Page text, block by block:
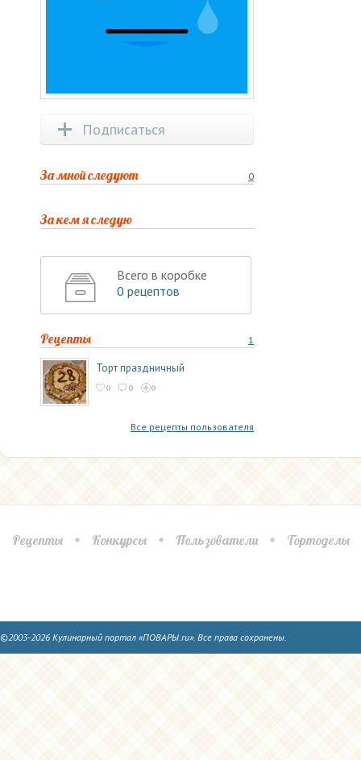
Подписаться
0
За мной следуют
За кем я следую
Всего в коробке
0 рецептов
1
Рецепты
Торт праздничный
0 0 0
Все рецепты пользователя
Рецепты Конкурсы Пользователи Тортоделы
©2003-2026 Кулинарный портал «ПОВАРЫ.ru». Все права сохранены.